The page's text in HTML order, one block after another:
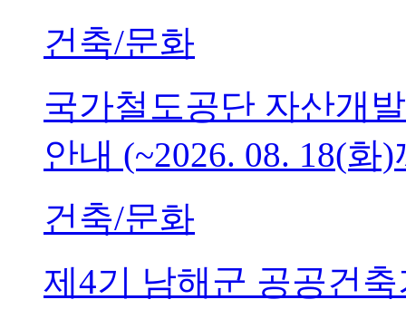
건축/문화
국가철도공단 자산개
안내 (~2026. 08. 18(화
건축/문화
제4기 남해군 공공건